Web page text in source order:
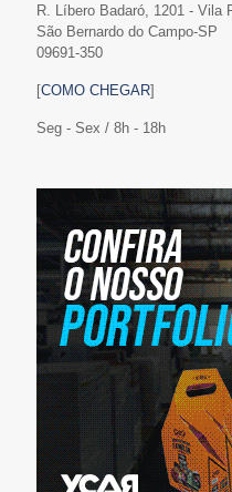
R. Líbero Badaró, 1201 - Vila
São Bernardo do Campo-SP
09691-350
[COMO CHEGAR]
Seg - Sex / 8h - 18h